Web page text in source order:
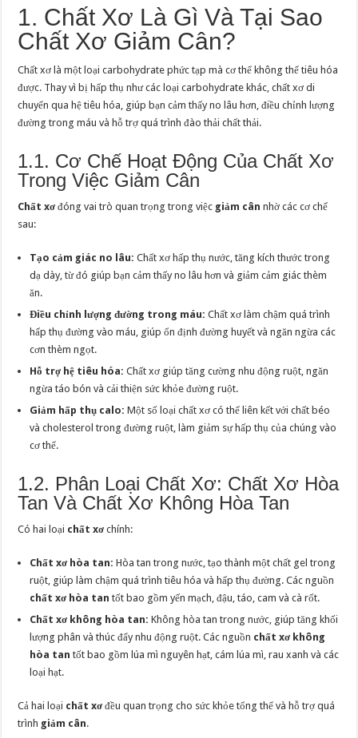
1. Chất Xơ Là Gì Và Tại Sao
Chất Xơ Giảm Cân?
Chất xơ là một loại carbohydrate phức tạp mà cơ thể không thể tiêu hóa
được. Thay vì bị hấp thụ như các loại carbohydrate khác, chất xơ di
chuyển qua hệ tiêu hóa, giúp bạn cảm thấy no lâu hơn, điều chỉnh lượng
đường trong máu và hỗ trợ quá trình đào thải chất thải.
1.1. Cơ Chế Hoạt Động Của Chất Xơ
Trong Việc Giảm Cân
Chất xơ đóng vai trò quan trọng trong việc giảm cân nhờ các cơ chế
sau:
Tạo cảm giác no lâu: Chất xơ hấp thụ nước, tăng kích thước trong
dạ dày, từ đó giúp bạn cảm thấy no lâu hơn và giảm cảm giác thèm
ăn.
Điều chỉnh lượng đường trong máu: Chất xơ làm chậm quá trình
hấp thụ đường vào máu, giúp ổn định đường huyết và ngăn ngừa các
cơn thèm ngọt.
Hỗ trợ hệ tiêu hóa: Chất xơ giúp tăng cường nhu động ruột, ngăn
ngừa táo bón và cải thiện sức khỏe đường ruột.
Giảm hấp thụ calo: Một số loại chất xơ có thể liên kết với chất béo
và cholesterol trong đường ruột, làm giảm sự hấp thụ của chúng vào
cơ thể.
1.2. Phân Loại Chất Xơ: Chất Xơ Hòa
Tan Và Chất Xơ Không Hòa Tan
Có hai loại chất xơ chính:
Chất xơ hòa tan: Hòa tan trong nước, tạo thành một chất gel trong
ruột, giúp làm chậm quá trình tiêu hóa và hấp thụ đường. Các nguồn
chất xơ hòa tan tốt bao gồm yến mạch, đậu, táo, cam và cà rốt.
Chất xơ không hòa tan: Không hòa tan trong nước, giúp tăng khối
lượng phân và thúc đẩy nhu động ruột. Các nguồn chất xơ không
hòa tan tốt bao gồm lúa mì nguyên hạt, cám lúa mì, rau xanh và các
loại hạt.
Cả hai loại chất xơ đều quan trọng cho sức khỏe tổng thể và hỗ trợ quá
trình giảm cân.